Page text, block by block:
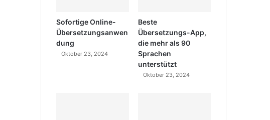
Sofortige Online-
Übersetzungsanwen
dung
Oktober 23, 2024
Beste
Übersetzungs-App,
die mehr als 90
Sprachen
unterstützt
Oktober 23, 2024